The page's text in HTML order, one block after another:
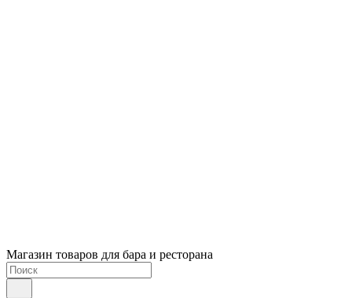
Магазин товаров для бара и ресторана